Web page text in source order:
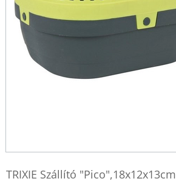
TRIXIE Szállító "Pico",18x12x13cm